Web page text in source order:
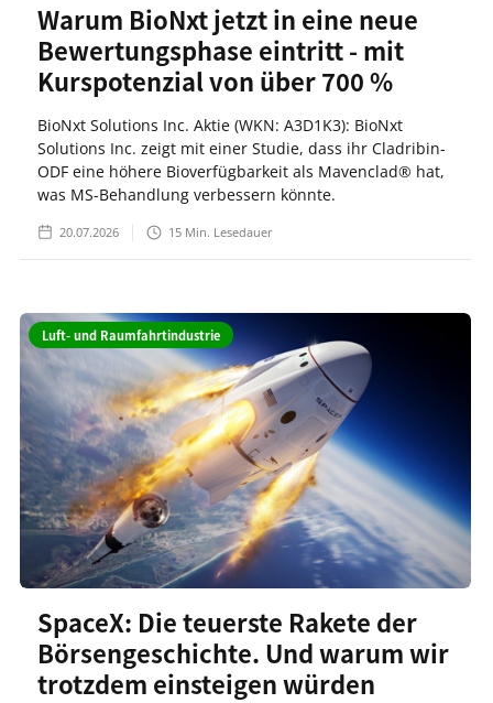
Warum BioNxt jetzt in eine neue
Bewertungsphase eintritt - mit
Kurspotenzial von über 700 %
BioNxt Solutions Inc. Aktie (WKN: A3D1K3): BioNxt
Solutions Inc. zeigt mit einer Studie, dass ihr Cladribin-
ODF eine höhere Bioverfügbarkeit als Mavenclad® hat,
was MS-Behandlung verbessern könnte.
20.07.2026 15 Min. Lesedauer
Luft- und Raumfahrtindustrie
SpaceX: Die teuerste Rakete der
Börsengeschichte. Und warum wir
trotzdem einsteigen würden